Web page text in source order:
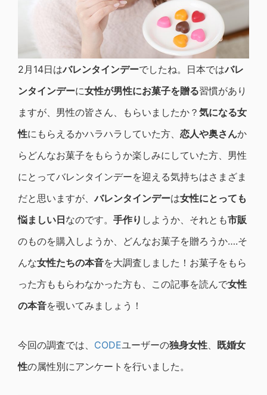
2月14日はバレンタインデーでしたね。日本ではバレ
ンタインデーに女性が男性にお菓子を贈る習慣があり
ますが、男性の皆さん、もらいましたか？ 気になる女
性にもらえるかハラハラしていた方、 恋人や奥さんか
らどんなお菓子をもらうか楽しみにしていた方、男性
にとってバレンタインデーを迎える気持ちはさまざま
だと思いますが、バレンタインデーは女性にとっても
悩ましい日なのです。 手作り しようか、それとも市販
のものを購入しようか、どんなお菓子を贈ろうか….そ
んな女性たちの本音を大調査しました！お菓子をもら
った方ももらわなかった方も、この記事を読んで女性
の本音を覗いてみましょう！
今回の調査では、 CODEユーザーの独身女性
既婚女
性の属性別にアンケートを行いました。